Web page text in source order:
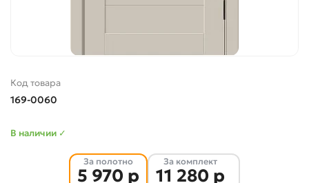
Код товара
169-0060
В наличии ✓
За полотно
5 970 р
За комплект
11 280 р